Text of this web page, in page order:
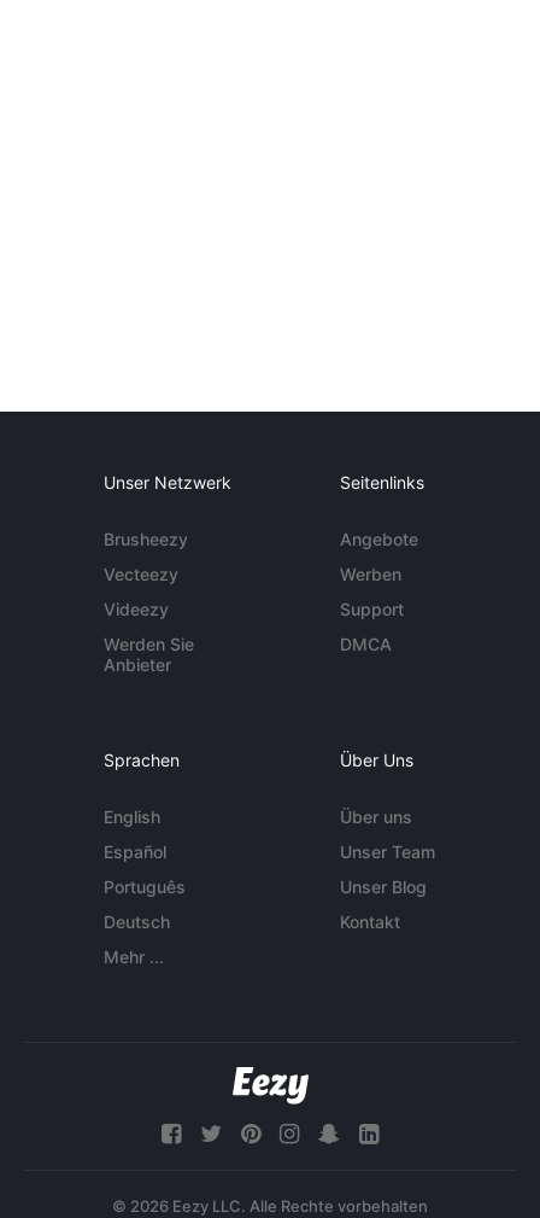
Unser Netzwerk
Brusheezy
Vecteezy
Videezy
Werden Sie
Anbieter
Seitenlinks
Angebote
Werben
Support
DMCA
Sprachen
English
Español
Português
Deutsch
Mehr ...
Über Uns
Über uns
Unser Team
Unser Blog
Kontakt
© 2026 Eezy LLC. Alle Rechte vorbehalten